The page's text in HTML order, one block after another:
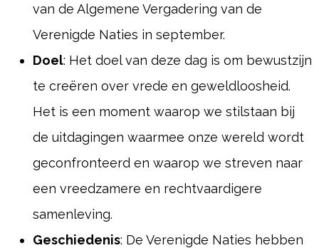
van de Algemene Vergadering van de
Verenigde Naties in september.
Doel: Het doel van deze dag is om bewustzijn
te creëren over vrede en geweldloosheid.
Het is een moment waarop we stilstaan bij
de uitdagingen waarmee onze wereld wordt
geconfronteerd en waarop we streven naar
een vreedzamere en rechtvaardigere
samenleving.
Geschiedenis: De Verenigde Naties hebben